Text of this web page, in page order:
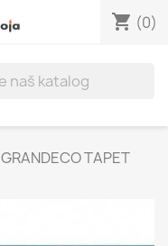
shopping_cart (0)
GRANDECO TAPET